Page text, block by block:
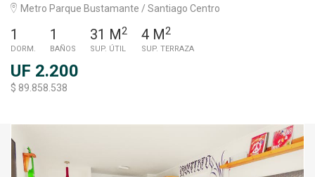
Metro Parque Bustamante / Santiago Centro
1
DORM.
1
BAÑOS
31 M2
SUP. ÚTIL
4 M2
SUP. TERRAZA
UF 2.200
$ 89.858.538